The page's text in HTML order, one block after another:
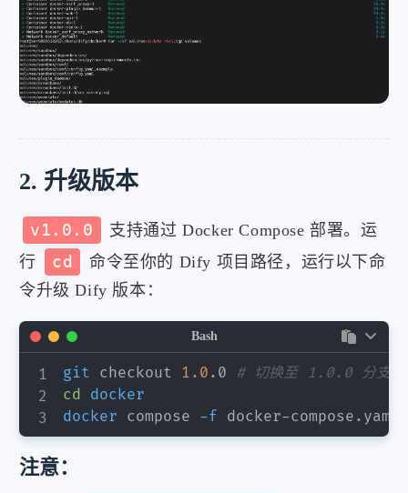
2. 升级版本
v1.0.0
支持通过 Docker Compose 部署。运
行
cd
命令至你的 Dify 项目路径，运行以下命
令升级 Dify 版本：
git checkout 1.0 .0 # 切换至 1.0.0 分支
cd
docker
docker compose -f docker-
Bash
注意：